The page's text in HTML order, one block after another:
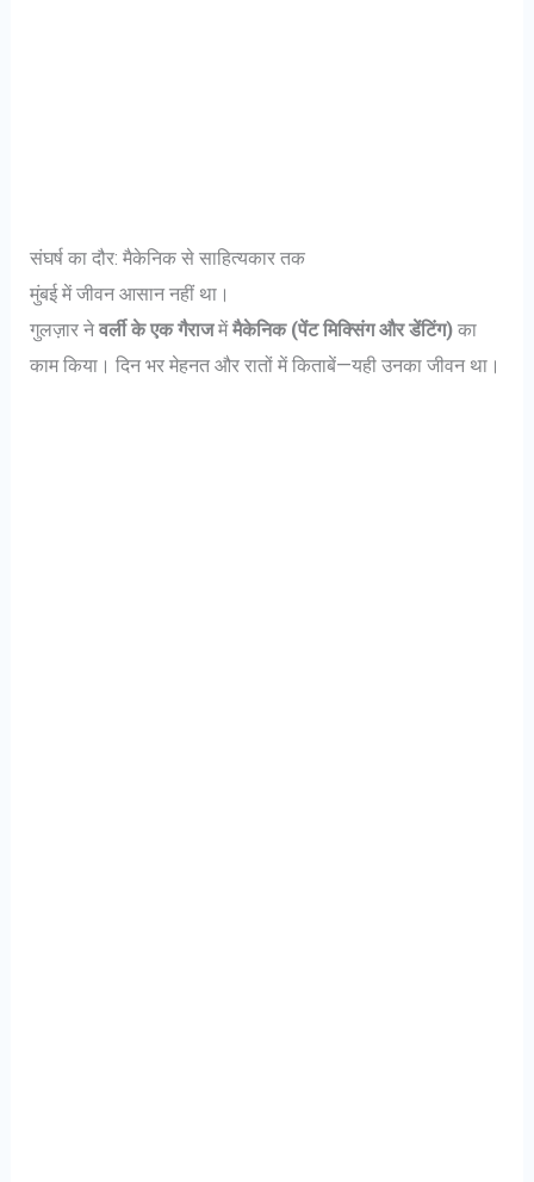
संघर्ष का दौर: मैकेनिक से साहित्यकार तक
मुंबई में जीवन आसान नहीं था।
गुलज़ार नेवर्ली के एक गैराजमेंमैकेनिक (पेंट मिक्सिंग और डेंटिंग) का
काम किया। दिन भर मेहनत और रातों में किताबें—यही उनका जीवन था।